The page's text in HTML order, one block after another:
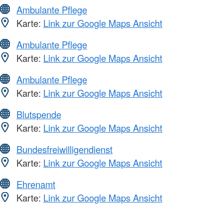
Ambulante Pflege
Karte: Link zur Google Maps Ansicht
Ambulante Pflege
Karte: Link zur Google Maps Ansicht
Ambulante Pflege
Karte: Link zur Google Maps Ansicht
Blutspende
Karte: Link zur Google Maps Ansicht
Bundesfreiwilligendienst
Karte: Link zur Google Maps Ansicht
Ehrenamt
Karte: Link zur Google Maps Ansicht